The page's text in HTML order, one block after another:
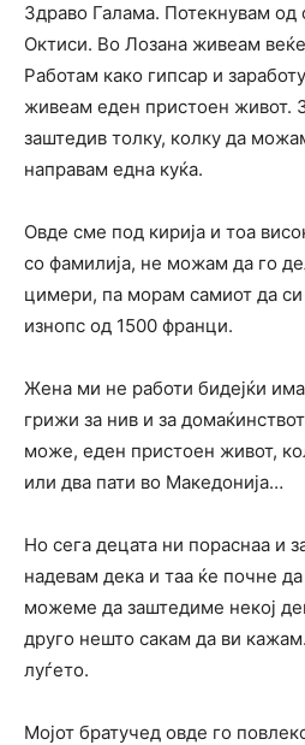
Здраво Галама. Потекнувам од
Октиси. Во Лозана живеам
Работам како гипсар и
живеам еден пристоен живот.
заштедив толку, колку да
направам една куќа.
Овде сме под кирија и тоа
со фамилија, не можам да го
цимери, па морам самиот да си
изнопс од 1500 франци.
Жена ми не работи бидејќи
грижи за нив и за
може, еден пристоен живот,
или два пати во Македонија…
Но сега децата ни пораснаа и
надевам дека и таа ќе почне
можеме да заштедиме некој
друго нешто сакам да ви
луѓето.
Мојот братучед овде го